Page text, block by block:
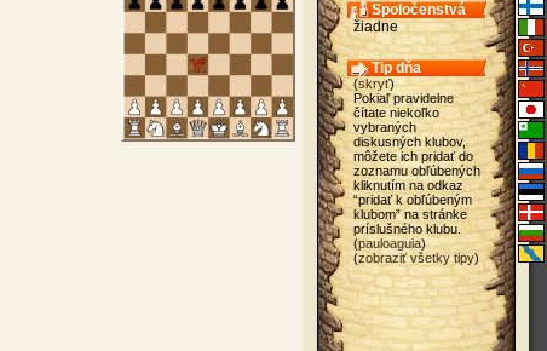
Spoločenstvá
žiadne
Tip dňa
(skryť)
Pokiaľ pravidelne
čítate niekoľko
vybraných
diskusných klubov,
môžete ich pridať do
zoznamu obľúbených
kliknutím na odkaz
“pridať k obľúbeným
klubom” na stránke
príslušného klubu.
(pauloaguia)
(zobraziť všetky tipy)